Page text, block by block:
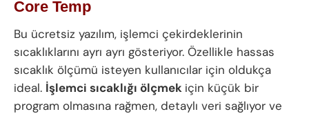
Core Temp
Bu ücretsiz yazılım, işlemci çekirdeklerinin
sıcaklıklarını ayrı ayrı gösteriyor. Özellikle hassas
sıcaklık ölçümü isteyen kullanıcılar için oldukça
ideal. İşlemci sıcaklığı ölçmek için küçük bir
program olmasına rağmen, detaylı veri sağlıyor ve